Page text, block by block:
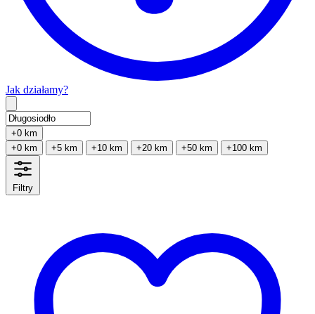
Jak działamy?
+0 km
+0 km
+5 km +10 km +20 km +50 km +100 km
Filtry